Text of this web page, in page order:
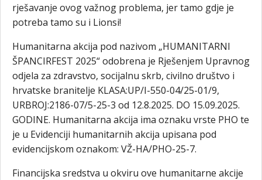
rješavanje ovog važnog problema, jer tamo gdje je
potreba tamo su i Lionsi!
Humanitarna akcija pod nazivom „HUMANITARNI
ŠPANCIRFEST 2025“ odobrena je Rješenjem Upravnog
odjela za zdravstvo, socijalnu skrb, civilno društvo i
hrvatske branitelje KLASA:UP/I-550-04/25-01/9,
URBROJ:2186-07/5-25-3 od 12.8.2025. DO 15.09.2025.
GODINE. Humanitarna akcija ima oznaku vrste PHO te
je u Evidenciji humanitarnih akcija upisana pod
evidencijskom oznakom: VŽ-HA/PHO-25-7.
Financijska sredstva u okviru ove humanitarne akcije